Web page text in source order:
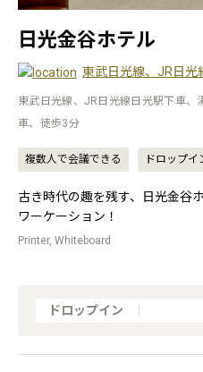
日光金谷ホテル
東武日光線、JR日光線日光駅下
東武日光線、JR日光線日光駅下車、
車、徒歩3分
複数人で会議できる ドロップイ
古き時代の趣を残す、日光金谷
ワーケーション！
Printer, Whiteboard
ドロップイン